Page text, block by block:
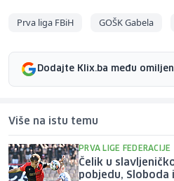
Prva liga FBiH GOŠK Gabela
Dodajte Klix.ba među
Više na istu temu
PRVA LIGE FEDERACIJE
Čelik u
pobjedu,